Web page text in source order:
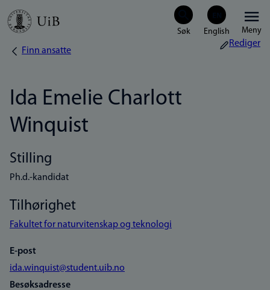
Hopp
Meny
Navigasjonssti
Finn ansatte
Rediger
Ida Emelie Charlott
Winquist
Stilling
Ph.d.-kandidat
Tilhørighet
Fakultet for naturvitenskap og teknologi
E-post
ida.winquist@student.uib.no
Besøksadresse